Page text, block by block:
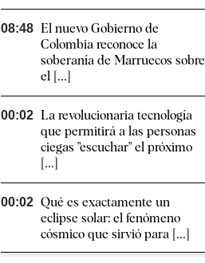
08:48 El nuevo Gobierno de
Colombia reconoce la
soberanía de Marruecos sobre
el [...]
00:02 La revolucionaria tecnología
que permitirá a las personas
ciegas "escuchar" el próximo
[...]
00:02 Qué es exactamente un
eclipse solar: el fenómeno
cósmico que sirvió para [...]